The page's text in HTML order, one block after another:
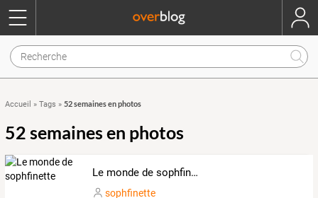
Accueil » Tags » 52 semaines en photos
52 semaines en photos
Le monde de sophfinette
sophfinette